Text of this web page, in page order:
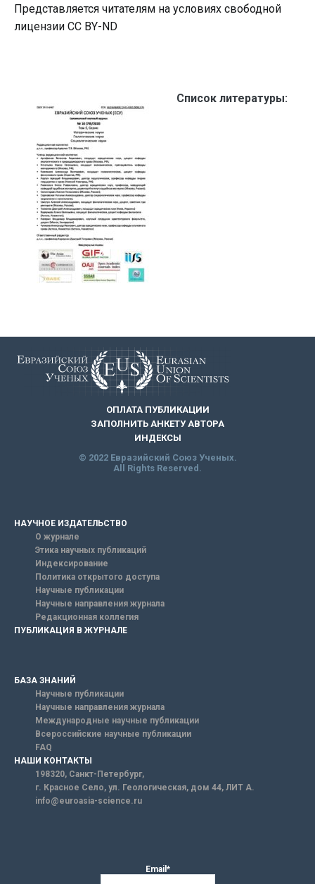
Представляется читателям на условиях свободной
лицензии CC BY-ND
Список литературы:
ОПЛАТА ПУБЛИКАЦИИ
ЗАПОЛНИТЬ АНКЕТУ АВТОРА
ИНДЕКСЫ
© 2022 Евразийский Союз Ученых.
All Rights Reserved.
НАУЧНОЕ ИЗДАТЕЛЬСТВО
О журнале
Этика научных публикаций
Индексирование
Политика открытого доступа
Научные публикации
Научные направления журнала
Редакционная коллегия
ПУБЛИКАЦИЯ В ЖУРНАЛЕ
БАЗА ЗНАНИЙ
Научные публикации
Научные направления журнала
Международные научные публикации
Всероссийские научные публикации
FAQ
НАШИ КОНТАКТЫ
198320, Санкт-Петербург,
г. Красное Село, ул. Геологическая, дом 44, ЛИТ А.
info@euroasia-science.ru
Email*